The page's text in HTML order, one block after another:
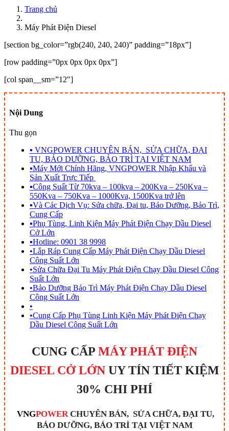
Trang chủ
Máy Phát Điện Diesel
[section bg_color=”rgb(240, 240, 240)” padding=”18px”]
[row padding=”0px 0px 0px 0px”]
[col span__sm=”12″]
Nội Dung
Thu gọn
▪ VNGPOWER CHUYÊN BÁN, SỬA CHỮA, ĐẠI
TU, BẢO DƯỠNG, BẢO TRÌ TẠI VIỆT NAM
▪Máy Mới Chính Hãng, VNGPOWER Nhập Khẩu và
Sản Xuất Trực Tiếp
▪Công Suất Từ 70kva – 100kva – 200Kva – 250Kva –
550Kva – 750Kva – 1000Kva, 1500Kva trở lên
▪Và Các Dịch Vụ: Sửa chữa, Đại tu, Bảo Dưỡng, Bảo Trì,
Cung Cấp
▪Phụ Tùng, Linh Kiện Máy Phát Điện Chạy Dầu Diesel
Cở Lớn
▪Hotline: 0901 38 9998
•Lắp Ráp Cung Cấp Máy Phát Điện Chạy Dầu Diesel
Công Suất Lớn
•Sửa Chữa Đại Tu Máy Phát Điện Chạy Dầu Diesel Công
Suất Lớn
•Bảo Dưỡng Bảo Trì Máy Phát Điện Chạy Dầu Diesel
Công Suất Lớn
•
•Cung Cấp Phụ Tùng Linh Kiện Máy Phát Điện Chạy
Dầu Diesel Công Suất Lớn
CUNG CẤP MÁY PHÁT ĐIỆN
DIESEL CỞ LỚNUY TÍN TIẾT KIỆM
30% CHI PHÍ
VNGPOWERCHUYÊN BÁN, SỬA CHỮA, ĐẠI TU,
BẢO DƯỠNG, BẢO TRÌ TẠI VIỆT NAM